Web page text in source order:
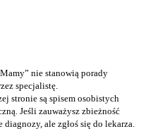
nie stanowią porady
specjalistę.
stronie są spisem osobistych
Jeśli zauważysz zbieżność
ale zgłoś się do lekarza.